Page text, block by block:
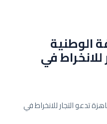
الغرفة الوطنية
في
الجاهزة تدعو التجار للانخراط في